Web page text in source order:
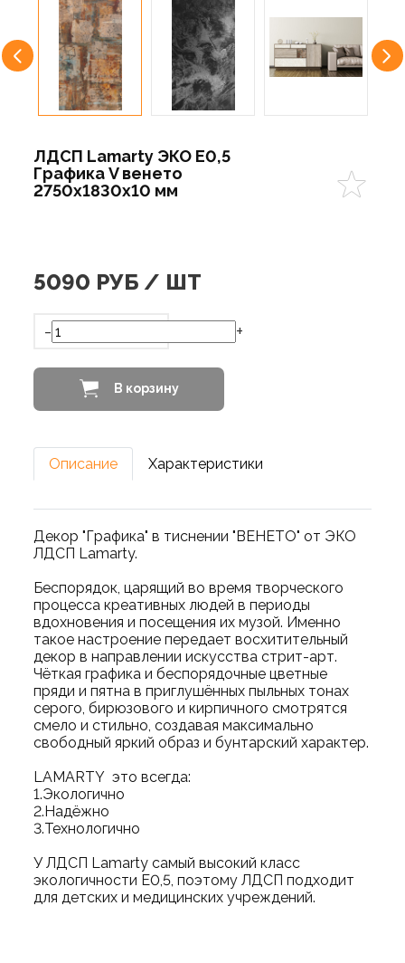
ЛДСП Lamarty ЭКО E0,5
Графика V венето
2750х1830х10 мм
5090 РУБ / ШТ
- +
В корзину
Описание Характеристики
Декор "Графика" в тиснении "ВЕНЕТО" от ЭКО
ЛДСП Lamarty.
Беспорядок, царящий во время творческого
процесса креативных людей в периоды
вдохновения и посещения их музой. Именно
такое настроение передает восхитительный
декор в направлении искусства стрит-арт.
Чёткая графика и беспорядочные цветные
пряди и пятна в приглушённых пыльных тонах
серого, бирюзового и кирпичного смотрятся
смело и стильно, создавая максимально
свободный яркий образ и бунтарский характер.
LAMARTY это всегда:
1.Экологично
2.Надёжно
3.Технологично
У ЛДСП Lamarty самый высокий класс
экологичности Е0,5, поэтому ЛДСП подходит
для детских и медицинских учреждений.